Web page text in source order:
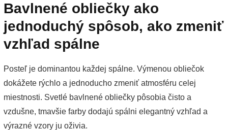
Bavlnené obliečky ako
jednoduchý spôsob, ako zmeniť
vzhľad spálne
Posteľ je dominantou každej spálne. Výmenou obliečok
dokážete rýchlo a jednoducho zmeniť atmosféru celej
miestnosti. Svetlé bavlnené obliečky pôsobia čisto a
vzdušne, tmavšie farby dodajú spálni elegantný vzhľad a
výrazné vzory ju oživia.